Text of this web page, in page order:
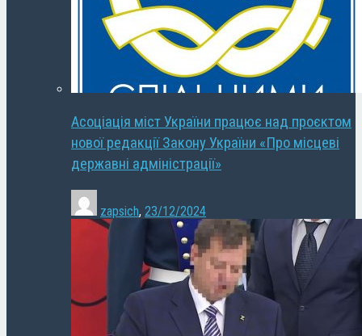
Асоціація міст України працює над проєктом
нової редакції Закону України «Про місцеві
державні адміністрації»
zapsich, 23/12/2024